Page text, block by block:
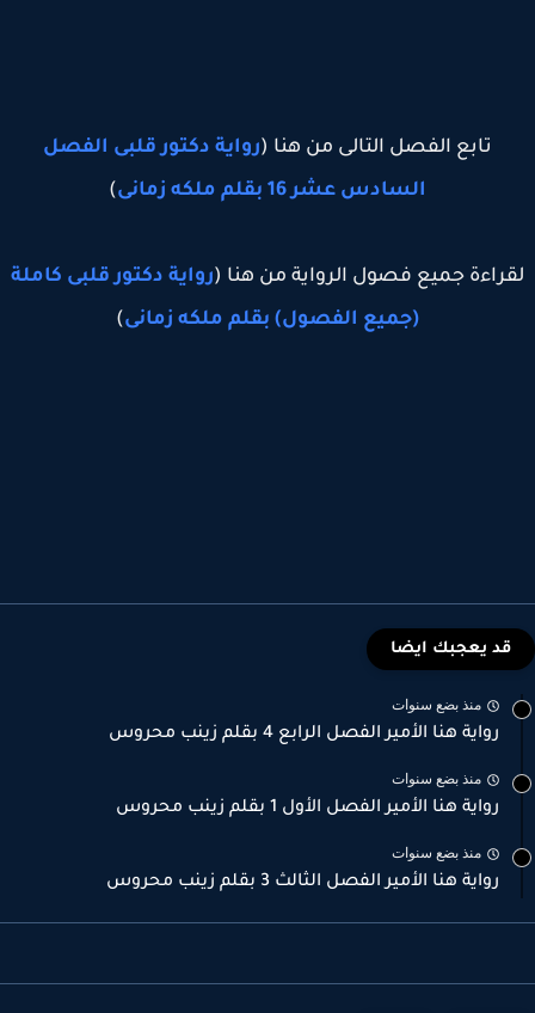
تابع الفصل التالى من هنا (رواية دكتور قلبى الفصل
السادس عشر 16 بقلم ملكه زمانى
)
جميع فصول الرواية من هنا (رواية دكتور قلبى كاملة
(جميع الفصول) بقلم ملكه زمانى)
قد يعجبك ايضا
منذ بضع سنوات
رواية هنا الأمير الفصل الرابع 4 بقلم زينب محروس
منذ بضع سنوات
رواية هنا الأمير الفصل الأول 1 بقلم زينب محروس
منذ بضع سنوات
رواية هنا الأمير الفصل الثالث 3 بقلم زينب محروس